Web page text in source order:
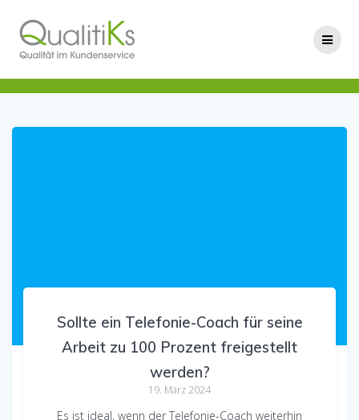
Sollte ein Telefonie-Coach für seine
Arbeit zu 100 Prozent freigestellt
werden?
19. März 2024
Es ist ideal, wenn der Telefonie-Coach weiterhin